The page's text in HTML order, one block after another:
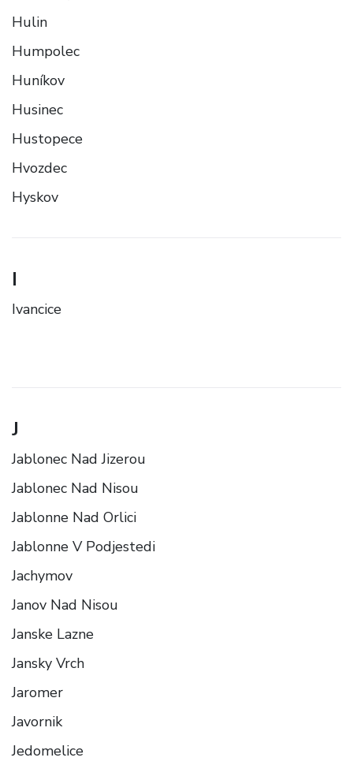
Hulin
Humpolec
Huníkov
Husinec
Hustopece
Hvozdec
Hyskov
I
Ivancice
J
Jablonec Nad Jizerou
Jablonec Nad Nisou
Jablonne Nad Orlici
Jablonne V Podjestedi
Jachymov
Janov Nad Nisou
Janske Lazne
Jansky Vrch
Jaromer
Javornik
Jedomelice